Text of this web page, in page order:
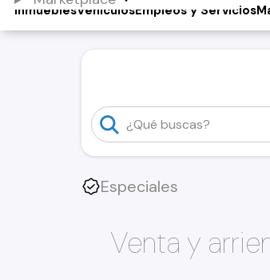
Vehículos
Inmuebles Empleos y Servicios
Especiales
Venta y